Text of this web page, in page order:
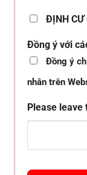
ĐỊNH CƯ
Đồng ý với
Đồng ý
nhân trên
Please